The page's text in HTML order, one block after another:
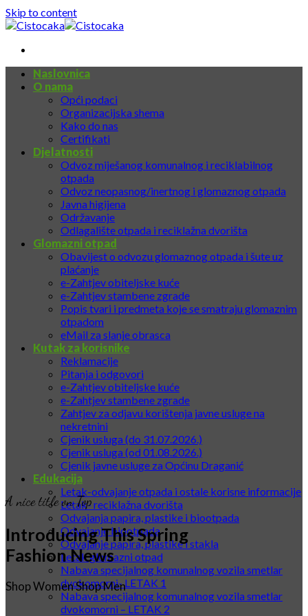
Skip to content
Naslovnica
O nama
Opći podaci
Organizacijska shema
Kako do nas
Certifikati
Djelatnosti
Odvoz miješanog komunalnog i reciklabilnog
otpada
Odvoz neopasnog/inertnog i glomaznog otpada
Javna higijena
Održavanje
Odlagalište otpada i reciklažna dvorišta
Glomazni otpad
Obavijest o odvozu glomaznog otpada i šute uz
plaćanje
e-Zahtjev obiteljske kuće
e-Zahtjev stambene zgrade
Popis tvari i predmeta koje se smatraju glomaznim
otpadom
eMail za slanje obrasca
Kutak za korisnike
Reklamacije
Pitanja i odgovori
e-Zahtjev obiteljske kuće
e-Zahtjev stambene zgrade
Zahtjev za odjavu korištenja javne usluge na
nekretnini
Cjenik usluga (do 31.07.2026.)
Cjenik usluga (od 01.08.2026.)
Cjenik javne usluge za Općinu Draganić
Edukacija
Letak-odvajanje otpada i ostale korisne informacije
Letak- reciklažna dvorišta
Odvajanja papira, plastike i biootpada
Odvajanje biootpada
Odvajanje papira, plastike i stakla
Letak glomazni otpad
Nabava specijalnog komunalnog vozila smetlar
dvokomorni- LETAK 1
Nabava specijalnog komunalnog vozila smetlar
dvokomorni – LETAK 2
A nice title on Top
Introducing This Spring
Fashion News
Shop WomenShop Men